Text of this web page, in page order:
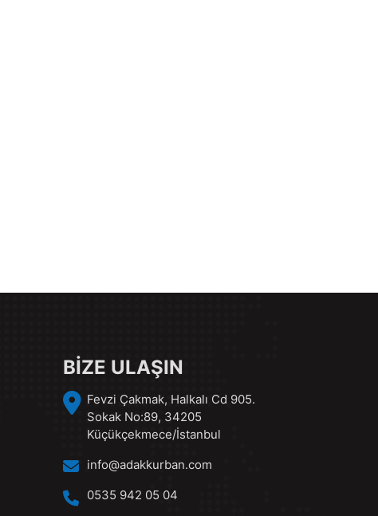
BİZE ULAŞIN
Fevzi Çakmak, Halkalı Cd 905.
Sokak No:89, 34205
Küçükçekmece/İstanbul
info@adakkurban.com
0535 942 05 04